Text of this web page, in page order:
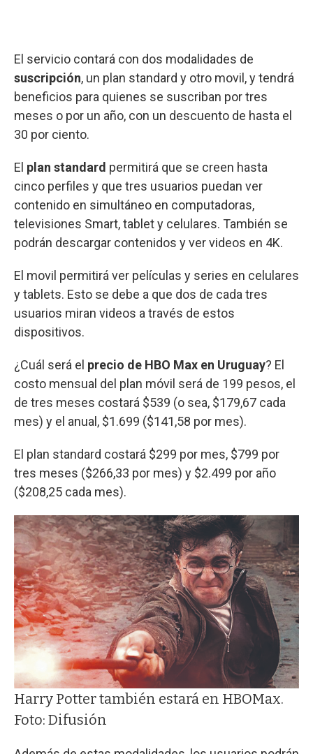
El servicio contará con dos modalidades de
suscripción, un plan standard y otro movil, y tendrá
beneficios para quienes se suscriban por tres
meses o por un año, con un descuento de hasta el
30 por ciento.
El plan standard permitirá que se creen hasta
cinco perfiles y que tres usuarios puedan ver
contenido en simultáneo en computadoras,
televisiones Smart, tablet y celulares. También se
podrán descargar contenidos y ver videos en 4K.
El movil permitirá ver películas y series en celulares
y tablets. Esto se debe a que dos de cada tres
usuarios miran videos a través de estos
dispositivos.
¿Cuál será el precio de HBO Max en Uruguay? El
costo mensual del plan móvil será de 199 pesos, el
de tres meses costará $539 (o sea, $179,67 cada
mes) y el anual, $1.699 ($141,58 por mes).
El plan standard costará $299 por mes, $799 por
tres meses ($266,33 por mes) y $2.499 por año
($208,25 cada mes).
Harry Potter también estará en HBOMax.
Foto: Difusión